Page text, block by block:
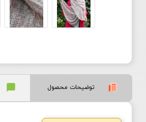
توضیحات محصول